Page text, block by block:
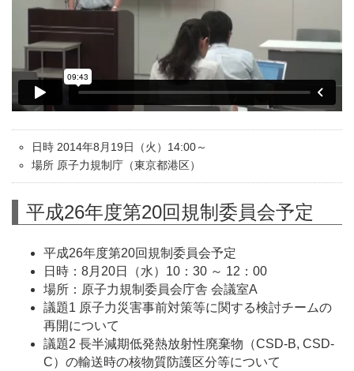
日時 2014年8月19日（火）14:00～
場所 原子力規制庁（東京都港区）
平成26年度第20回規制委員会予定
平成26年度第20回規制委員会予定
日時：8月20日（水）10：30 ～ 12：00
場所：原子力規制委員会庁舎 会議室A
議題1 原子力災害事前対策等に関する検討チームの
再開について
議題2 長半減期低発熱放射性廃棄物（CSD-B, CSD-
C）の輸送時の核物質防護区分等について